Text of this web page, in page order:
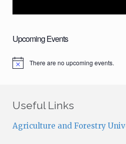
Upcoming Events
N
e
There are no upcoming events.
Useful Links
Agriculture and Forestry